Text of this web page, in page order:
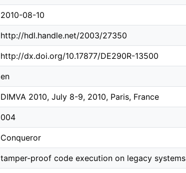
2010-08-10
http://hdl.handle.net/2003/27350
http://dx.doi.org/10.17877/DE290R-13500
en
DIMVA 2010, July 8-9, 2010, Paris, France
004
Conqueror
tamper-proof code execution on legacy systems